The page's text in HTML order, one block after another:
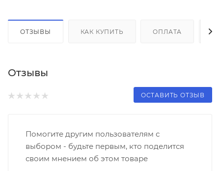
ОТЗЫВЫ КАК КУПИТЬ ОПЛАТА
Отзывы
ОСТАВИТЬ ОТЗЫВ
Помогите другим пользователям с
выбором - будьте первым, кто поделится
своим мнением об этом товаре